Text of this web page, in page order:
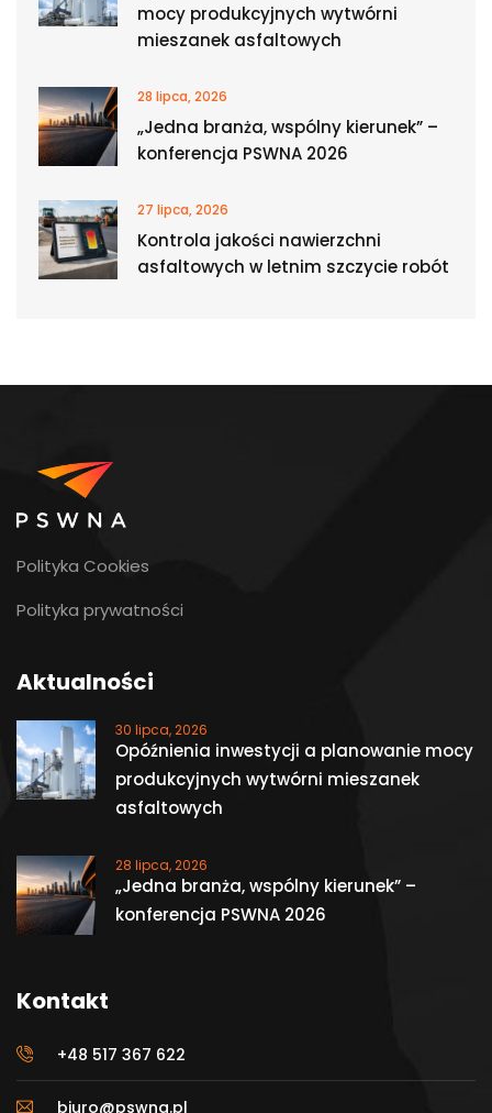
mocy produkcyjnych wytwórni
mieszanek asfaltowych
28 lipca, 2026
„Jedna branża, wspólny kierunek” –
konferencja PSWNA 2026
27 lipca, 2026
Kontrola jakości nawierzchni
asfaltowych w letnim szczycie robót
Polityka Cookies
Polityka prywatności
Aktualności
30 lipca, 2026
Opóźnienia inwestycji a planowanie mocy
produkcyjnych wytwórni mieszanek
asfaltowych
28 lipca, 2026
„Jedna branża, wspólny kierunek” –
konferencja PSWNA 2026
Kontakt
+48 517 367 622
biuro@pswna.pl